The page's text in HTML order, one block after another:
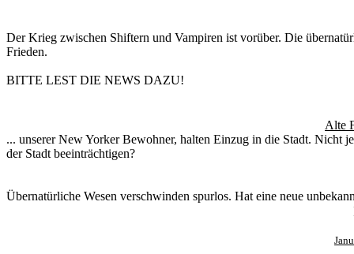
Der Krieg zwischen Shiftern und Vampiren ist vorüber. Die
Frieden.
BITTE LEST DIE NEWS DAZU!
Alte
... unserer New Yorker Bewohner, halten Einzug in die Stadt. Nicht
der Stadt beeinträchtigen?
Übernatürliche Wesen verschwinden spurlos. Hat eine neue